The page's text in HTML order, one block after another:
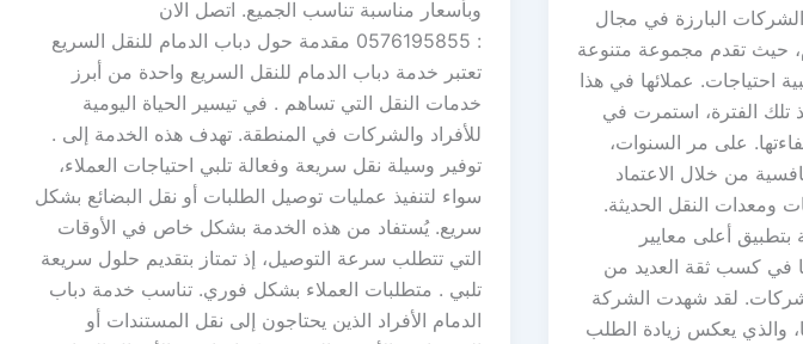
البارزة في مجال
حيث تقدم مجموعة متنوعة
احتياجات. عملائها في هذا
الفترة، استمرت في
على مر السنوات،
من خلال الاعتماد
ومعدات النقل الحديثة.
أعلى معايير
في كسب ثقة العديد من
شركات. لقد شهدت الشركة
والذي يعكس زيادة الطلب
وبأسعار مناسبة تناسب الجميع. اتصل الان
: 0576195855 مقدمة حول دباب الدمام للنقل السريع
تعتبر خدمة دباب الدمام للنقل السريع واحدة من أبرز
خدمات النقل التي تساهم . في تيسير الحياة اليومية
للأفراد والشركات في المنطقة. تهدف هذه الخدمة إلى .
توفير وسيلة نقل سريعة وفعالة تلبي احتياجات العملاء،
سواء لتنفيذ عمليات توصيل الطلبات أو نقل البضائع بشكل
سريع. يُستفاد من هذه الخدمة بشكل خاص في الأوقات
التي تتطلب سرعة التوصيل، إذ تمتاز بتقديم حلول سريعة
تلبي . متطلبات العملاء بشكل فوري. تناسب خدمة دباب
الدمام الأفراد الذين يحتاجون إلى نقل المستندات أو